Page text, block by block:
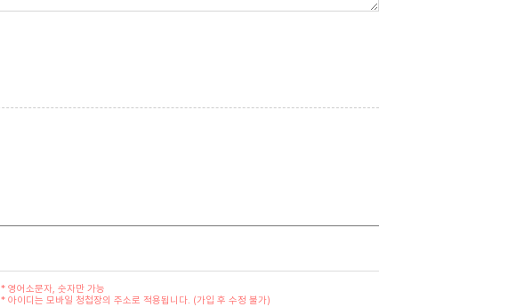
* 영어소문자, 숫자만 가능
* 아이디는 모바일 청첩장의 주소로 적용됩니다. (가입 후 수정 불가)